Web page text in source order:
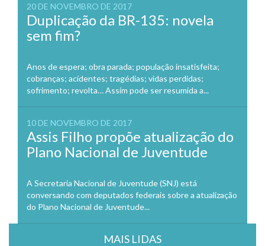
20 DE NOVEMBRO DE 2017
Duplicação da BR-135: novela
sem fim?
Anos de espera; obra parada; população insatisfeita;
cobranças; acidentes; tragédias; vidas perdidas;
sofrimento; revolta… Assim pode ser resumida a...
10 DE NOVEMBRO DE 2017
Assis Filho propõe atualização do
Plano Nacional de Juventude
A Secretaria Nacional de Juventude (SNJ) está
conversando com deputados federais sobre a atualização
do Plano Nacional de Juventude...
MAIS LIDAS